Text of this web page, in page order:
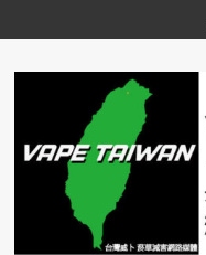
to
content